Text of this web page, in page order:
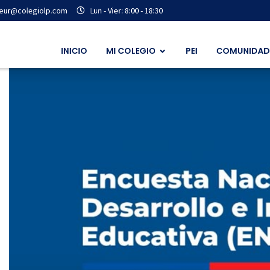
Lun - Vier: 8:00 - 18:30
INICIO MI COLEGIO PEI COMUNIDAD